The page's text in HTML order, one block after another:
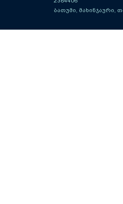
ბათუმი, მახინჯაური,